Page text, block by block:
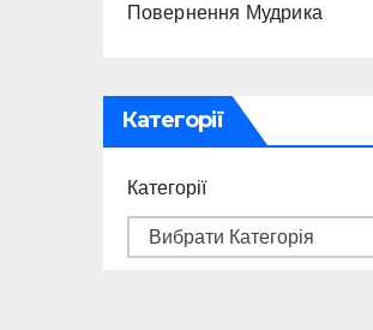
Повернення Мудрика
Категорії
Категорії